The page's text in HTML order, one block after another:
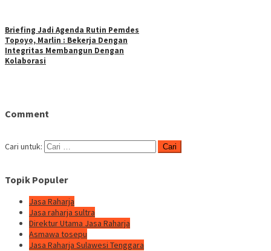
Briefing Jadi Agenda Rutin Pemdes
Topoyo, Marlin : Bekerja Dengan
Integritas Membangun Dengan
Kolaborasi
Comment
Cari untuk:
Topik Populer
Jasa Raharja
Jasa raharja sultra
Direktur Utama Jasa Raharja
Asmawa tosepu
Jasa Raharja Sulawesi Tenggara